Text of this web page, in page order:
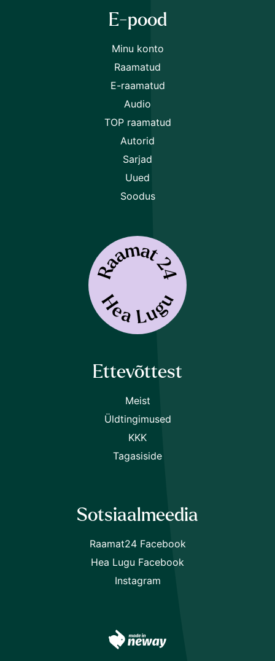
E-pood
Minu konto
Raamatud
E-raamatud
Audio
TOP raamatud
Autorid
Sarjad
Uued
Soodus
Ettevõttest
Meist
Üldtingimused
KKK
Tagasiside
Sotsiaalmeedia
Raamat24 Facebook
Hea Lugu Facebook
Instagram